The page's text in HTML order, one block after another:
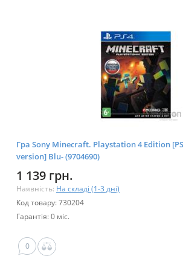
Гра Sony Minecraft. Playstation 4 Edition
version] Blu- (9704690)
1 139 грн.
Наявність: На складі (1-3 дні)
Код товару: 730204
Гарантія: 0 міс.
0